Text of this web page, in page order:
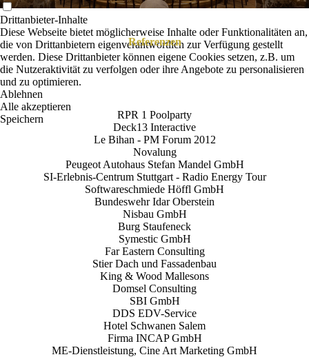
Referenzen
RPR 1 Poolparty
Deck13 Interactive
Le Bihan - PM Forum 2012
Novalung
Peugeot Autohaus Stefan Mandel GmbH
SI-Erlebnis-Centrum Stuttgart - Radio Energy Tour
Softwareschmiede Höffl GmbH
Bundeswehr Idar Oberstein
Nisbau GmbH
Burg Staufeneck
Symestic GmbH
Far Eastern Consulting
Stier Dach und Fassadenbau
King & Wood Mallesons
Domsel Consulting
SBI GmbH
DDS EDV-Service
Hotel Schwanen Salem
Firma INCAP GmbH
ME-Dienstleistung, Cine Art Marketing GmbH
Drittanbieter-Inhalte
Diese Webseite bietet möglicherweise Inhalte oder Funktionalitäten an,
die von Drittanbietern eigenverantwortlich zur Verfügung gestellt
werden. Diese Drittanbieter können eigene Cookies setzen, z.B. um
die Nutzeraktivität zu verfolgen oder ihre Angebote zu personalisieren
und zu optimieren.
Ablehnen
Alle akzeptieren
Speichern